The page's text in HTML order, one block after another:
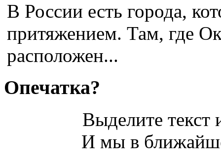
В России есть города,
притяжением. Там, где
расположен...
Опечатка?
Выделите
И мы в